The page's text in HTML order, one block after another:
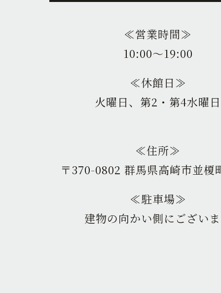
≪営業時間≫
10:00〜19:00
≪休館日≫
火曜日、第2・第4水曜日
≪住所≫
〒370-0802 群馬県高崎市並榎
≪駐車場≫
建物の向かい側にござい